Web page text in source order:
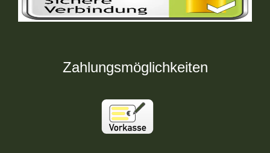
Zahlungsmöglichkeiten